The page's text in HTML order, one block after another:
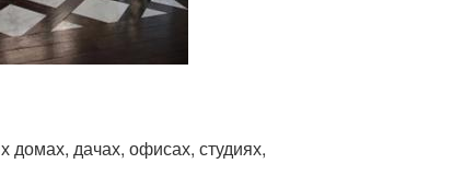
домах, дачах, офисах, студиях,